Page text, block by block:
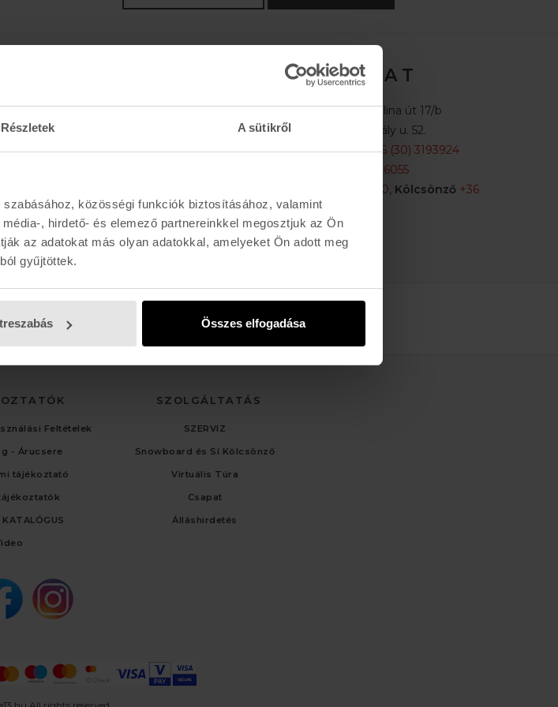
Részletek A sütikről
közösségi funkciók biztosításához, valamint
, hirdető- és elemező partnereinkkel megosztjuk az Ön
az adatokat más olyan adatokkal, amelyeket Ön adott meg
gyűjtöttek.
Összes elfogadása
11:00 - 19:00
11:00 - 19:00
11:00 - 17:00
K A P C S O L A T
Buda:1113 Budapest, Karolina út 17/b
Pest:1061 Budapest Király u. 52.
Karolina:+36 (1) 466-5510, +36 (30) 3193924
+36 (20) 954-6055
+36 (30) 478-1540, Kölcsönző +36
(20) 447-5445
Feltételek
- Árucsere
tájékoztató
KATALÓGUS
SZOLGÁLTATÁS
SZERVIZ
Snowboard és Sí Kölcsönző
Virtuális Túra
Csapat
Álláshirdetés